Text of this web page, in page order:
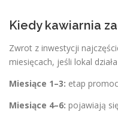
Kiedy kawiarnia
Zwrot z inwestycji
miesięcach, jeśli lokal
Miesiące 1–3: etap
Miesiące 4–6: pojawiają